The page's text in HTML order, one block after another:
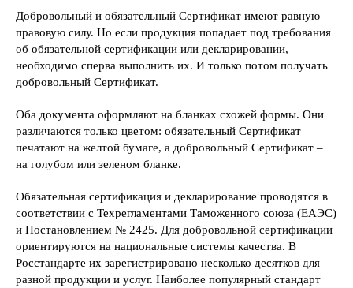
Добровольный и обязательный Сертификат имеют равную
правовую силу. Но если продукция попадает под требования
об обязательной сертификации или декларировании,
необходимо сперва выполнить их. И только потом получать
добровольный Сертификат.
Оба документа оформляют на бланках схожей формы. Они
различаются только цветом: обязательный Сертификат
печатают на желтой бумаге, а добровольный Сертификат –
на голубом или зеленом бланке.
Обязательная сертификация и декларирование проводятся в
соответствии с Техрегламентами Таможенного союза (ЕАЭС)
и Постановлением № 2425. Для добровольной сертификации
ориентируются на национальные системы качества. В
Росстандарте их зарегистрировано несколько десятков для
разной продукции и услуг. Наиболее популярный стандарт